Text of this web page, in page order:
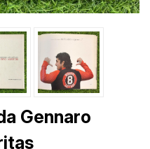
Gennaro